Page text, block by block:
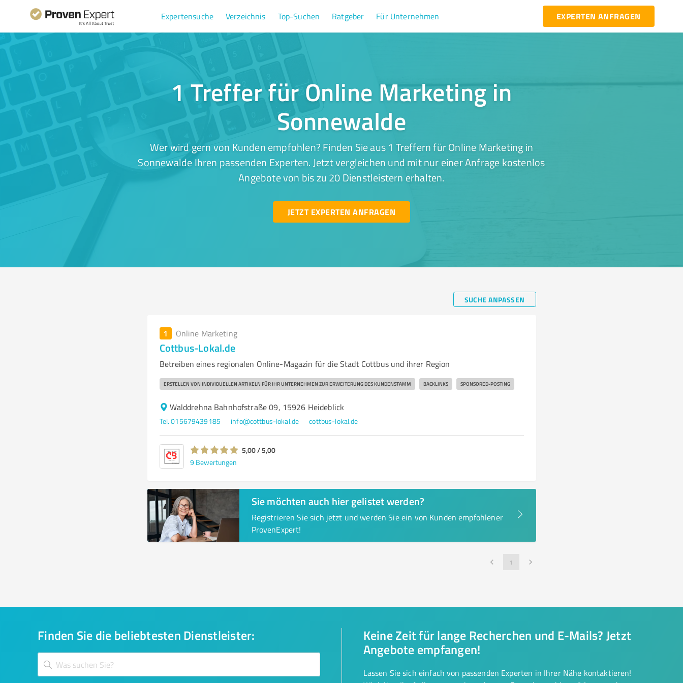
Expertensuche Verzeichnis Top-Suchen Ratgeber Für Unternehmen EXPERTEN ANFRAGEN
1 Treffer für Online Marketing in
Sonnewalde
Wer wird gern von Kunden empfohlen? Finden Sie aus 1 Treffern für Online Marketing in
Sonnewalde Ihren passenden Experten. Jetzt vergleichen und mit nur einer Anfrage kostenlos
Angebote von bis zu 20 Dienstleistern erhalten.
JETZT EXPERTEN ANFRAGEN
SUCHE ANPASSEN
1 Online Marketing
Cottbus-Lokal.de
Betreiben eines regionalen Online-Magazin für die Stadt Cottbus und ihrer Region
ERSTELLEN VON INDIVIDUELLEN ARTIKELN FÜR IHR UNTERNEHMEN ZUR ERWEITERUNG DES KUNDENSTAMM BACKLINKS SPONSORED-POSTING
Walddrehna Bahnhofstraße 09, 15926 Heideblick
Tel. 015679439185 info@cottbus-lokal.de cottbus-lokal.de
5,00 / 5,00
9 Bewertungen
Sie möchten auch hier gelistet werden?
Registrieren Sie sich jetzt und werden Sie ein von Kunden empfohlener
ProvenExpert!
1
Finden Sie die beliebtesten Dienstleister:
Keine Zeit für lange Recherchen und E-Mails? Jetzt
Angebote empfangen!
Lassen Sie sich einfach von passenden Experten in Ihrer Nähe kontaktieren!